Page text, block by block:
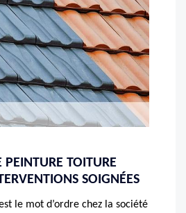
PEINTURE TOITURE
SOIGNÉES
le mot d’ordre chez la société